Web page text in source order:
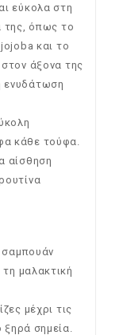
εύκολα στη
της, όπως το
και το
άξονα της
ενυδάτωση
κάθε τούφα.
αίσθηση
σαμπουάν
μαλακτική
μέχρι τις
σημεία.